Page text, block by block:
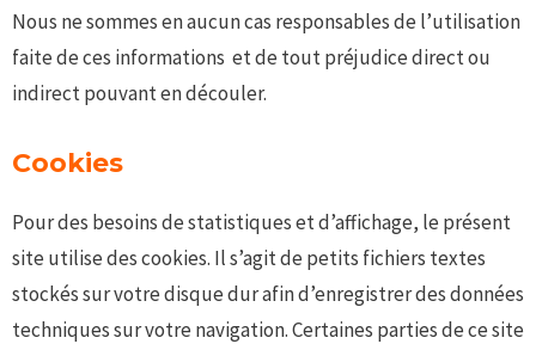
Nous ne sommes en aucun cas responsables de l’utilisation
faite de ces informations et de tout préjudice direct ou
indirect pouvant en découler.
Cookies
Pour des besoins de statistiques et d’affichage, le présent
site utilise des cookies. Il s’agit de petits fichiers textes
stockés sur votre disque dur afin d’enregistrer des données
techniques sur votre navigation. Certaines parties de ce site